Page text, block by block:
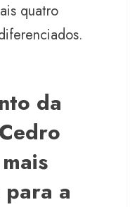
quatro
da
a